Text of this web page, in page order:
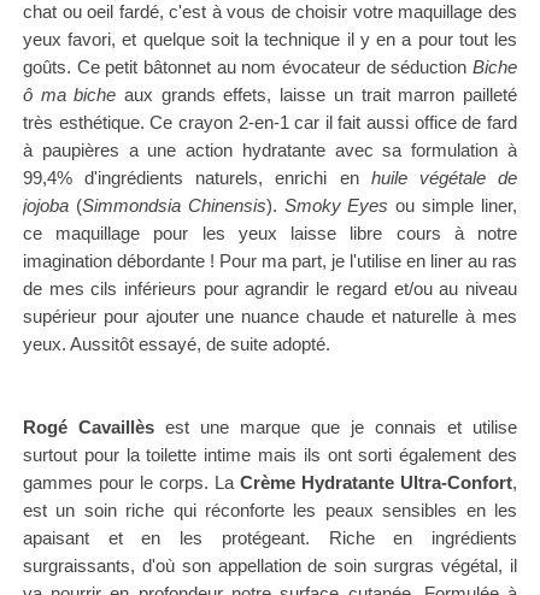
chat ouoeil fardé, c'est à vous de choisir votre maquillage des
yeux favori, et quelque soit la technique il y en a pour tout les
goûts. Ce petit bâtonnet au nom évocateur de séductionBiche
ô ma biche aux grands effets, laisse un trait marron pailleté
très esthétique. Ce crayon 2-en-1 car il fait aussi office de fard
à paupières a une action hydratante avec sa formulation à
99,4% d'ingrédients naturels, enrichi en huile végétale de
jojoba(Simmondsia Chinensis). Smoky Eyes ou simple liner,
ce maquillage pour les yeux laisse libre cours à notre
imagination débordante ! Pour ma part, je l'utilise en liner au ras
de mes cils inférieurs pour agrandir le regard et/ou au niveau
supérieur pour ajouter une nuance chaude et naturelle à mes
yeux. Aussitôt essayé, de suite adopté.
Rogé Cavaillèsest une marque que je connais et utilise
surtout pour la toilette intime mais ils ont sorti également des
gammes pour le corps. LaCrème Hydratante Ultra-Confort,
est un soin riche qui réconforte les peaux sensibles en les
apaisant et en les protégeant. Riche en ingrédients
surgraissants, d'où son appellation de soin surgras végétal, il